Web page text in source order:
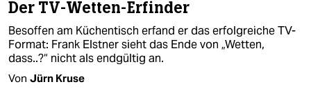
Der TV-Wetten-Erfinder
Besoffen am Küchentisch erfand er das erfolgreiche TV-
Format: Frank Elstner sieht das Ende von „Wetten,
dass..?“ nicht als endgültig an.
Von Jürn Kruse